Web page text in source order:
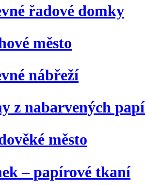
řadové domky
město
nábřeží
z nabarvených
město
– papírové tkaní